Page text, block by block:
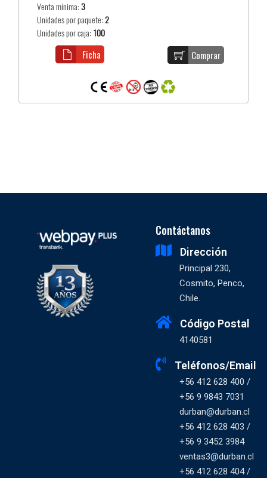
Venta mínima:3
Unidades por paquete:2
Unidades por caja: 100
Comprar
Ficha
Contáctanos
Dirección
Principal 230,
Cosmito, Penco,
Chile.
Código Postal
4140581
Teléfonos/Email
+56 412 628 400 /
+56 9 9843 7031
durban@durban.cl
+56 412 628 403 /
+56 9 3452 3984
ventas3@durban.cl
+56 412 628 404 /